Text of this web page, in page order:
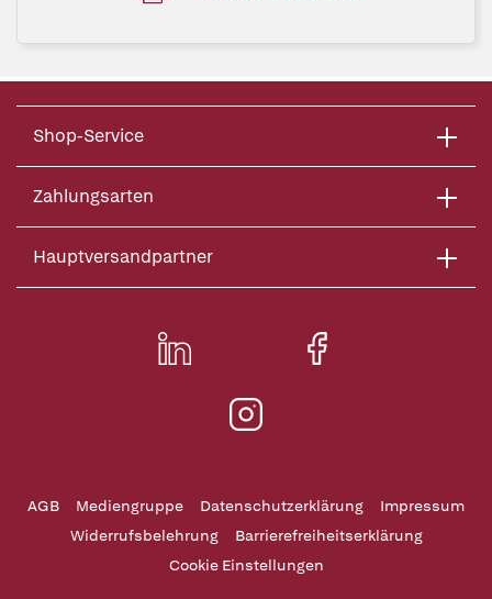
Shop-Service
Zahlungsarten
Hauptversandpartner
AGB Mediengruppe Datenschutzerklärung
Impressum
Widerrufsbelehrung
Barrierefreiheitserklärung
Cookie Einstellungen